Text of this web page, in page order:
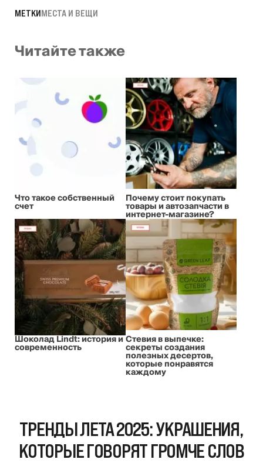
МЕТКИМЕСТА И ВЕЩИ
Читайте также
Что такое собственный
счет
Почему стоит покупать
товары и автозапчасти в
интернет-магазине?
Шоколад Lindt: история и
современность
Стевия в выпечке:
секреты создания
полезных десертов,
которые понравятся
каждому
ТРЕНДЫ ЛЕТА 2025: УКРАШЕНИЯ,
КОТОРЫЕ ГОВОРЯТ ГРОМЧЕ СЛОВ